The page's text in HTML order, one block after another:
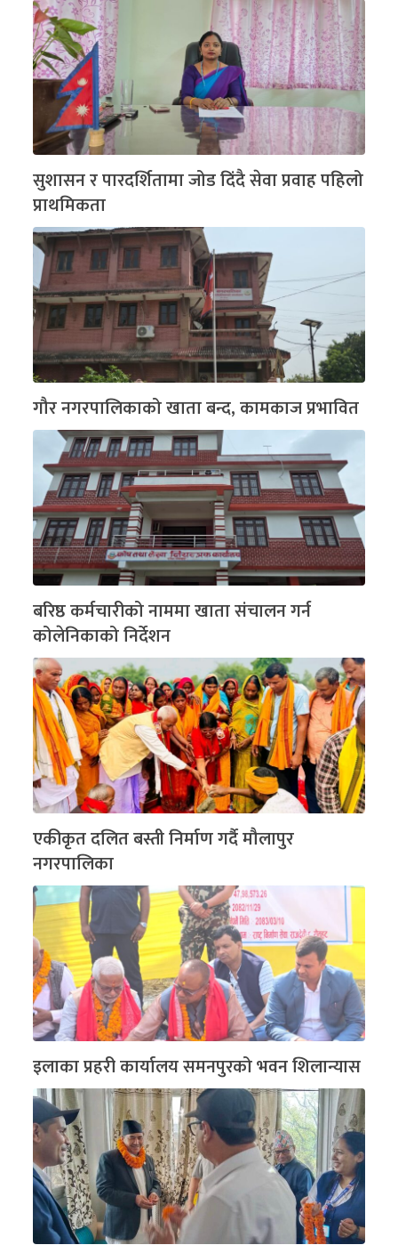
सुशासन र पारदर्शितामा जोड दिंदै सेवा प्रवाह पहिलो
प्राथमिकता
गौर नगरपालिकाको खाता बन्द, कामकाज प्रभावित
बरिष्ठ कर्मचारीको नाममा खाता संचालन गर्न
कोलेनिकाको निर्देशन
एकीकृत दलित बस्ती निर्माण गर्दै मौलापुर
नगरपालिका
इलाका प्रहरी कार्यालय समनपुरको भवन शिलान्यास